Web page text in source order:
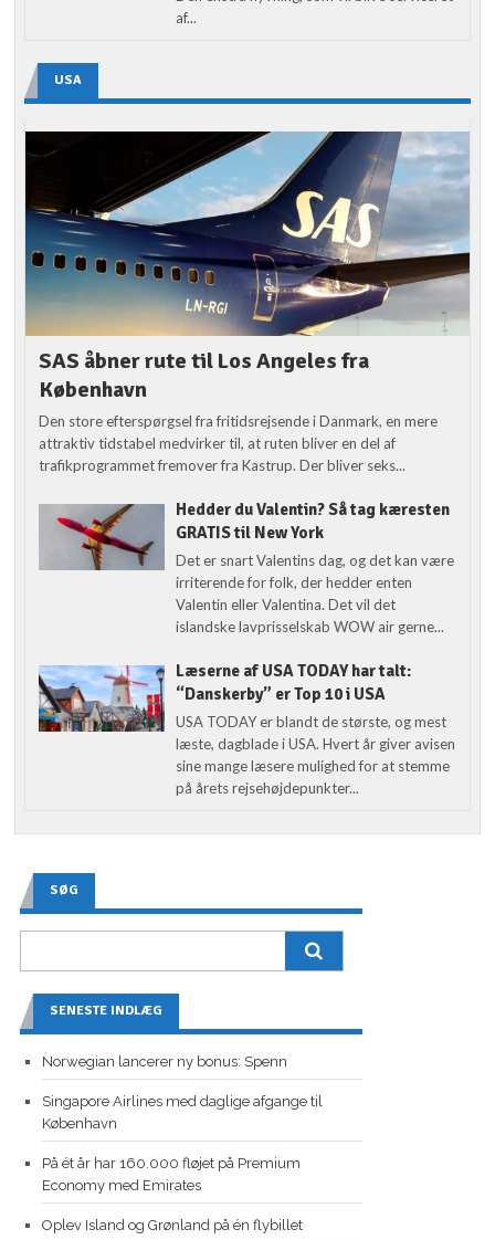
af...
USA
SAS åbner rute til Los Angeles fra
København
Den store efterspørgsel fra fritidsrejsende i Danmark, en mere
attraktiv tidstabel medvirker til, at ruten bliver en del af
trafikprogrammet fremover fra Kastrup. Der bliver seks...
Hedder du Valentin? Så tag kæresten
GRATIS til New York
Det er snart Valentins dag, og det kan være
irriterende for folk, der hedder enten
Valentin eller Valentina. Det vil det
islandske lavprisselskab WOW air gerne...
Læserne af USA TODAY har talt:
“Danskerby” er Top 10 i USA
USA TODAY er blandt de største, og mest
læste, dagblade i USA. Hvert år giver avisen
sine mange læsere mulighed for at stemme
på årets rejsehøjdepunkter...
SØG
SENESTE INDLÆG
Norwegian lancerer ny bonus: Spenn
Singapore Airlines med daglige afgange til
København
På ét år har 160.000 fløjet på Premium
Economy med Emirates
Oplev Island og Grønland på én flybillet